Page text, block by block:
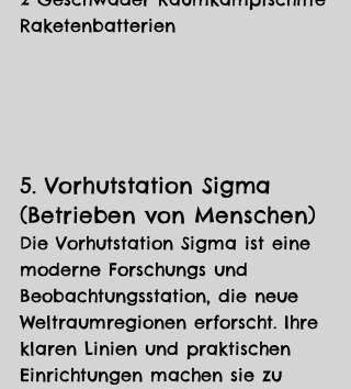
Raketenbatterien
5. Vorhutstation Sigma
(Betrieben von Menschen)
Die Vorhutstation Sigma ist eine
moderne Forschungs und
Beobachtungsstation, die neue
Weltraumregionen erforscht. Ihre
klaren Linien und praktischen
Einrichtungen machen sie zu